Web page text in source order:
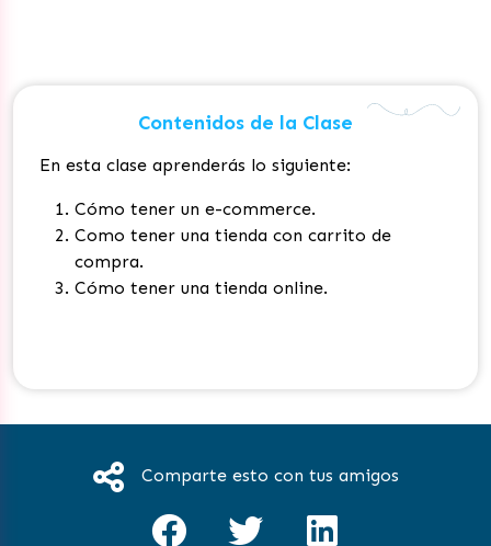
Contenidos de la Clase
En esta clase aprenderás lo siguiente:
Cómo tener un e-commerce.
Como tener una tienda con carrito de
compra.
Cómo tener una tienda online.
Comparte esto con tus amigos